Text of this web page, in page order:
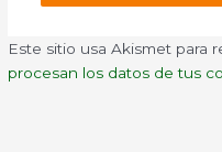
Este sitio usa Akismet para
procesan los datos de tus